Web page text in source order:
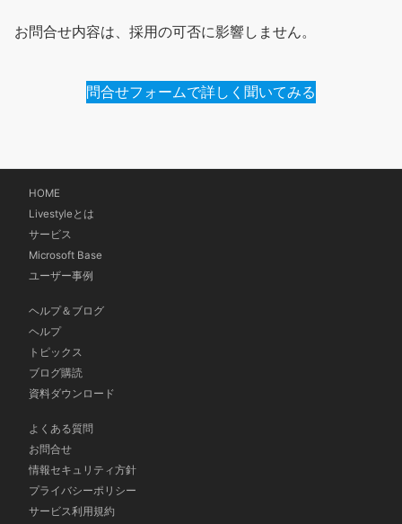
お問合せ内容は、採用の可否に影響しません。
問合せフォームで詳しく聞いてみる
HOME
Livestyleとは
サービス
Microsoft Base
ユーザー事例
ヘルプ＆ブログ
ヘルプ
トピックス
ブログ購読
資料ダウンロード
よくある質問
お問合せ
情報セキュリティ方針
プライバシーポリシー
サービス利用規約